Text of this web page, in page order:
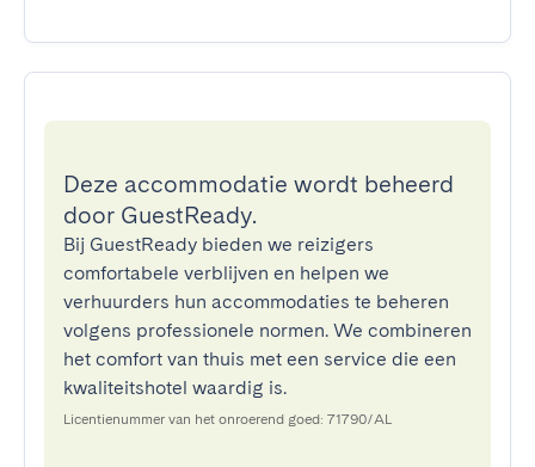
Deze accommodatie wordt beheerd
door GuestReady.
Bij GuestReady bieden we reizigers
comfortabele verblijven en helpen we
verhuurders hun accommodaties te beheren
volgens professionele normen. We combineren
het comfort van thuis met een service die een
kwaliteitshotel waardig is.
Licentienummer van het onroerend goed: 71790/AL